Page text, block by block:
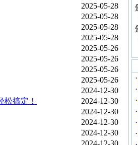
2025-05-28
2025-05-28
2025-05-28
2025-05-28
2025-05-26
2025-05-26
2025-05-26
2025-05-26
2024-12-30
搞定！
2024-12-30
2024-12-30
2024-12-30
2024-12-30
2024-12-30
·
·
·
·
·
·